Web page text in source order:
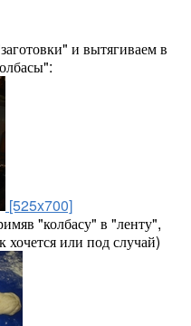
и вытягиваем в
[525x700]
"колбасу" в "ленту",
хочется или под случай)